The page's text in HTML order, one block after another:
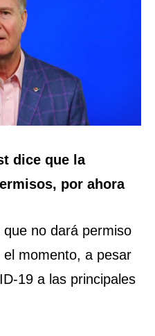
dice que la
por ahora
no dará permiso
momento, a pesar
19 a las principales